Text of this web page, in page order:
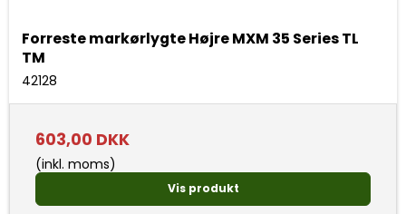
Forreste markørlygte Højre MXM 35 Series TL
TM
42128
603,00 DKK
(inkl. moms)
Vis produkt